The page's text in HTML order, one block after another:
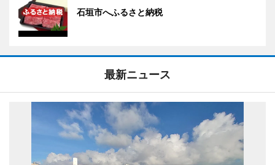
石垣市へふるさと納税
最新ニュース